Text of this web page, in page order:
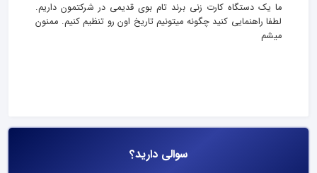
ما یک دستگاه کارت زنی برند تام بوی قدیمی در شرکتمون داریم.
لطفا راهنمایی کنید چگونه میتونیم تاریخ اون رو تنظیم کنیم. ممنون
میشم
سوالی دارید؟